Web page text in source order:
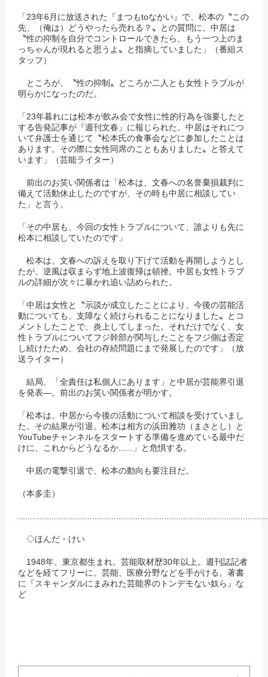
「23年6 月に放送された『まつもtoなかい』で、松本の〝この
先、（俺は）どうやったら売れる？〟との質問に、中居は
〝性の抑制を自分でコントロールできたら、もう一つ上のま
っちゃんが現れると思うよ〟と指摘していました」（番組ス
タッフ）
ところが、〝性の抑制〟どころか二人とも女性トラブルが
明らかになったのだ。
「23年暮れには松本が飲み会で女性に性的行為を強要したと
する告発記事が『週刊文春』に報じられた。中居はそれにつ
いて弁護士を通じて〝松本氏の食事会などに参加したことは
あります。その際に女性同席のこともありました〟と答えて
います」（芸能ライター）
前出のお笑い関係者は「松本は、文春への名誉棄損裁判に
備えて活動休止したのですが、その時も中居に相談してい
た」と言う。
「その中居も、今回の女性トラブルについて、誰よりも先に
松本に相談していたのです」
松本は、文春への訴えを取り下げて活動を再開しようとし
たが、逆風は収まらず地上波復帰は頓挫。中居も女性トラブ
ルの詳細が次々に暴かれ追い詰められた。
「中居は女性と〝示談が成立したことにより、今後の芸能活
動についても、支障なく続けられることになりました〟とコ
メントしたことで、炎上してしまった。それだけでなく、女
性トラブルについてフジ幹部が関与したことをフジ側は否定
し続けたため、会社の存続問題にまで発展したのです」（放
送ライター）
結局、「全責任は私個人にあります」と中居が芸能界引退
を発表―。前出のお笑い関係者が明かす。
「松本は、中居から今後の活動について相談を受けていまし
た。その結果が引退。松本は相方の浜田雅功（まさとし）と
YouTubeチャンネルをスタートする準備を進めている最中だ
けに、これからどうなるか......」と危惧する。
中居の電撃引退で、松本の動向も要注目だ。
（本多圭）
◇ほんだ・けい
1948年、東京都生まれ。芸能取材歴30年以上。週刊誌記者
などを経てフリーに。芸能、医療分野などを手がける。著書
に『スキャンダルにまみれた芸能界のトンデモない奴ら』な
ど